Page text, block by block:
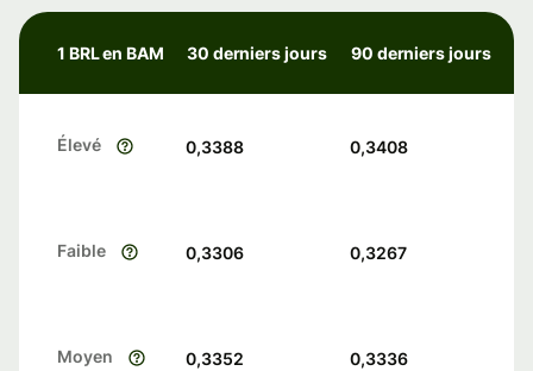
1 BRL en BAM 30 derniers jours 90 derniers jours
Élevé 0,3388 0,3408
Faible 0,3306 0,3267
Moyen 0,3352 0,3336